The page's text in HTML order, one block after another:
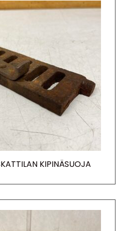
KIPINÄSUOJA